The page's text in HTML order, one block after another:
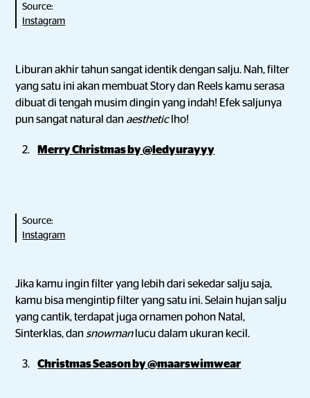
Source:
Instagram
Liburan akhir tahun sangat identik dengan salju. Nah, filter
yang satu ini akan membuat Story dan Reels kamu serasa
dibuat di tengah musim dingin yang indah! Efek saljunya
pun sangat natural dan aesthetic lho!
Merry Christmas by @ledyurayyy
Source:
Instagram
Jika kamu ingin filter yang lebih dari sekedar salju saja,
kamu bisa mengintip filter yang satu ini. Selain hujan salju
yang cantik, terdapat juga ornamen pohon Natal,
Sinterklas, dan snowman lucu dalam ukuran kecil.
Christmas Season by @maarswimwear